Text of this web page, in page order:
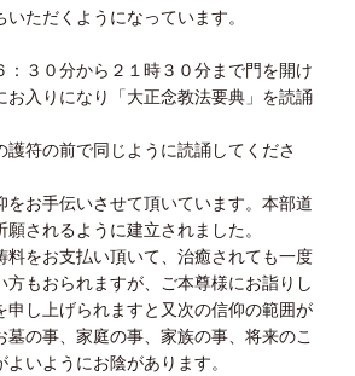
ただくようになっています。
：３０分から２１時３０分まで門を開け
お入りになり「大正念教法要典」を読誦
符の前で同じように読誦してくださ
をお手伝いさせて頂いています。本部道
されるように建立されました。
料をお支払い頂いて、治癒されても一度
方もおられますが、ご本尊様にお詣りし
申し上げられますと又次の信仰の範囲が
墓の事、家庭の事、家族の事、将来のこ
いようにお陰があります。